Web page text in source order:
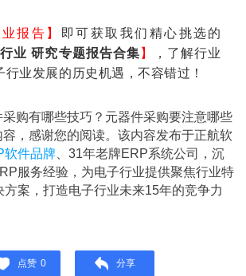
报告】
即可获取我们精心挑选的
业 研究专题报告合集 】
，了解行业
行业发展的历史机遇，不容错过！
采购有哪些技巧？元器件采购要注意哪些
，感谢您的阅读。该内容发布于正航软
软件品牌 、31年老牌ERP系统公司，沉
服务经验，为电子行业提供聚焦行业特
案，打造电子行业未来15年的竞争力
点赞 0 分享